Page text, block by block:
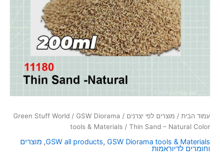
סמן קישורים
לאפס
את
כל
האפשרויות
cached
עמוד הבית / מוצרים לפי יצרנים /
Green Stuff World / GSW Diorama
tools & Materials / Thin Sand – Natural Color
GSW all products, GSW Diorama tools & Materials
, מוצרים
וחומרים לדיוראמות